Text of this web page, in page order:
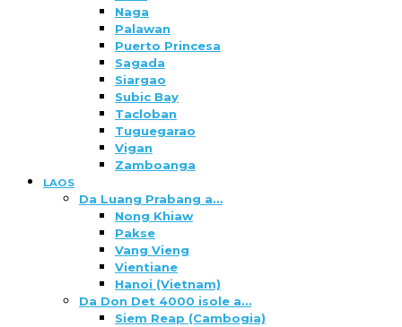
Naga
Palawan
Puerto Princesa
Sagada
Siargao
Subic Bay
Tacloban
Tuguegarao
Vigan
Zamboanga
LAOS
Da Luang Prabang a…
Nong Khiaw
Pakse
Vang Vieng
Vientiane
Hanoi (Vietnam)
Da Don Det 4000 isole a…
Siem Reap (Cambogia)